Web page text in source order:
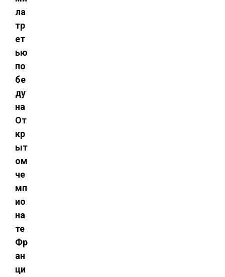
ла
тр
ет
ью
по
бе
ду
на
От
кр
ыт
ом
че
мп
ио
на
те
Фр
ан
ци